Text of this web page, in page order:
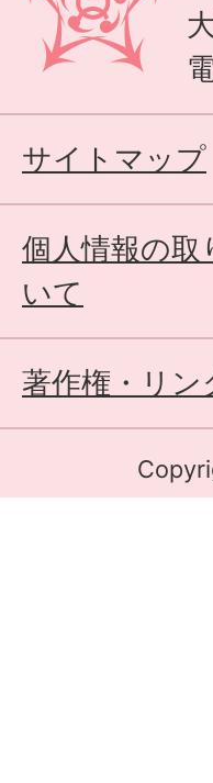
サイトマップ
個人情報の取
いて
著作権・リン